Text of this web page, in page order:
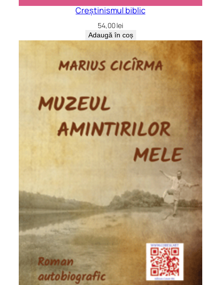
Creștinismul biblic
54,00lei
Adaugă în coș